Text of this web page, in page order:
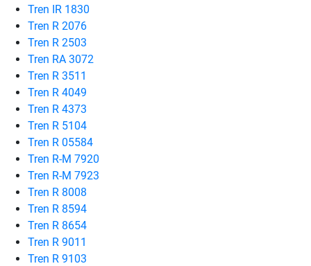
Tren IR 1830
Tren R 2076
Tren R 2503
Tren RA 3072
Tren R 3511
Tren R 4049
Tren R 4373
Tren R 5104
Tren R 05584
Tren R-M 7920
Tren R-M 7923
Tren R 8008
Tren R 8594
Tren R 8654
Tren R 9011
Tren R 9103